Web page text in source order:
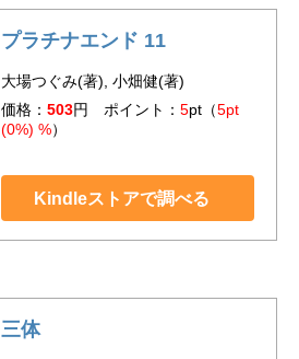
プラチナエンド 11
大場つぐみ(著), 小畑健(著)
価格： 503円 ポイント： 5pt（5pt
(0%) %）
Kindleストアで調べる
三体